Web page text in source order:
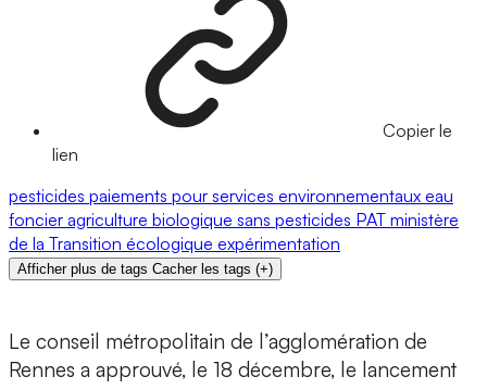
Copier le
lien
pesticides paiements pour services environnementaux eau
foncier agriculture biologique sans pesticides PAT ministère
de la Transition écologique expérimentation
Afficher plus de tags Cacher les tags (+)
Le conseil métropolitain de l’agglomération de
Rennes a approuvé, le 18 décembre, le lancement